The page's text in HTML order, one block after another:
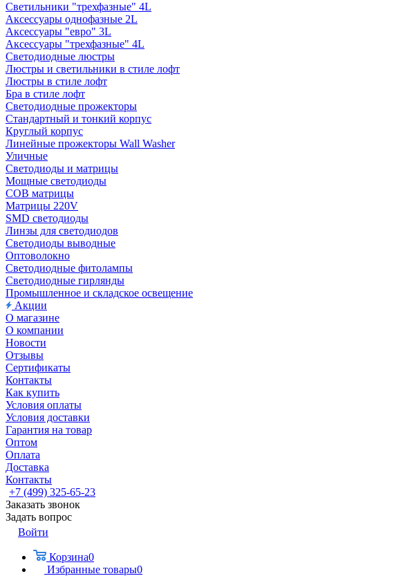
Светильники "трехфазные" 4L
Аксессуары однофазные 2L
Аксессуары "евро" 3L
Аксессуары "трехфазные" 4L
Светодиодные люстры
Люстры и светильники в стиле лофт
Люстры в стиле лофт
Бра в стиле лофт
Светодиодные прожекторы
Стандартный и тонкий корпус
Круглый корпус
Линейные прожекторы Wall Washer
Уличные
Светодиоды и матрицы
Мощные светодиоды
COB матрицы
Матрицы 220V
SMD светодиоды
Линзы для светодиодов
Светодиоды выводные
Оптоволокно
Светодиодные фитолампы
Светодиодные гирлянды
Промышленное и складское освещение
Акции
О магазине
О компании
Новости
Отзывы
Сертификаты
Контакты
Как купить
Условия оплаты
Условия доставки
Гарантия на товар
Оптом
Оплата
Доставка
Контакты
+7 (499) 325-65-23
Заказать звонок
Задать вопрос
Войти
Корзина0
Избранные товары0